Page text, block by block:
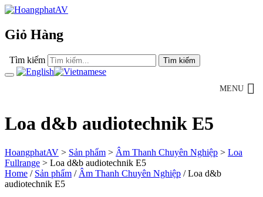
Giỏ Hàng
Tìm kiếm
MENU
Loa d&b audiotechnik E5
HoangphatAV > Sản phẩm > Âm Thanh Chuyên Nghiệp > Loa
Fullrange > Loa d&b audiotechnik E5
Home / Sản phẩm / Âm Thanh Chuyên Nghiệp /Loa d&b
audiotechnik E5